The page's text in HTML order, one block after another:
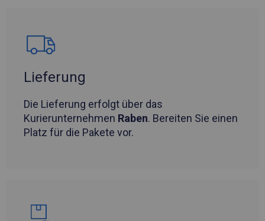
Lieferung
Die Lieferung erfolgt über das
Kurierunternehmen Raben. Bereiten Sie einen
Platz für die Pakete vor.